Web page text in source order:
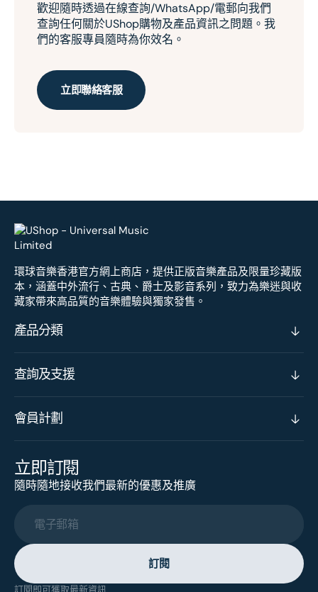
歡迎隨時透過在線查詢/WhatsApp/電郵向我們
查詢任何關於UShop購物及產品資訊之問題。我
們的客服專員隨時為你效名。
立即聯絡客服
環球音樂香港官方網上商店，提供正版音樂產品及限量珍藏版
本，涵蓋中外流行、古典、爵士及影音系列，致力為樂迷與收
藏家帶來高品質的音樂體驗與獨家發售。
產品分類
查詢及支援
會員計劃
立即訂閱
隨時隨地接收我們最新的優惠及推廣
電子郵箱
訂閱